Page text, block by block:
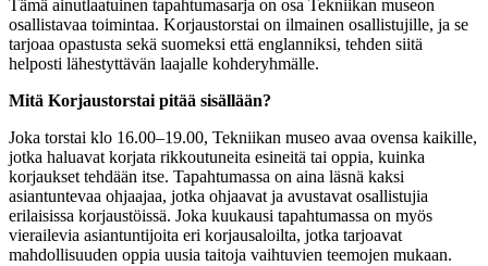
Tämä ainutlaatuinen tapahtumasarja on osa Tekniikan museon
osallistavaa toimintaa. Korjaustorstai on ilmainen osallistujille, ja se
tarjoaa opastusta sekä suomeksi että englanniksi, tehden siitä
helposti lähestyttävän laajalle kohderyhmälle.
Mitä Korjaustorstai pitää sisällään?
Joka torstai klo 16.00–19.00, Tekniikan museo avaa ovensa kaikille,
jotka haluavat korjata rikkoutuneita esineitä tai oppia, kuinka
korjaukset tehdään itse. Tapahtumassa on aina läsnä kaksi
asiantuntevaa ohjaajaa, jotka ohjaavat ja avustavat osallistujia
erilaisissa korjaustöissä. Joka kuukausi tapahtumassa on myös
vierailevia asiantuntijoita eri korjausaloilta, jotka tarjoavat
mahdollisuuden oppia uusia taitoja vaihtuvien teemojen mukaan.